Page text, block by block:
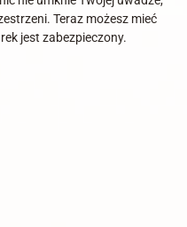
Teraz możesz mieć
jest zabezpieczony.